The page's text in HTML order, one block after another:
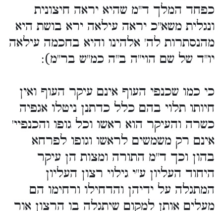
כפחד המלך ד"מ שהיא יראה חיצונית
ונגלית משא"כ יראה עילאה ירא בושת היא
מהנסתרות לה' אלהינו והיא בחכמה עילאה
יו"ד של שם הוי"ה ב"ה כמ"ש בר"מ):
כי כמו שכנפי העוף אינם עיקר העוף ואין
חיותו תלוי בהם כלל כדתנן ניטלו אגפיה
כשרה והעיקר הוא ראשו וכל גופו והכנפיי'
אינם רק משמשים לראשו וגופו לפרחא
בהון וכך ד"מ התורה ומצות הן עיקר
היחוד העליון ע"י גילוי רצון העליון
המתגלה על ידיהן והדחילו ורחימו הם
מעלים אותן למקום שיתגלה בו הרצון אור